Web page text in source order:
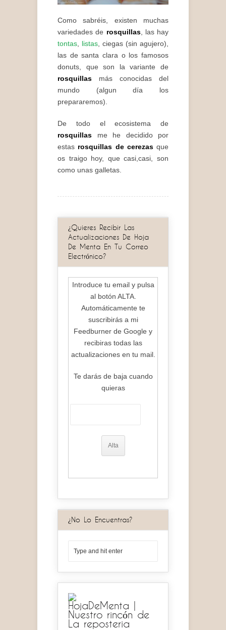
Como sabréis, existen muchas
variedades de rosquillas, las hay
tontas
listas , ciegas (sin agujero),
las de santa clara o los famosos
donuts, que son la variante de
rosquillas más conocidas del
mundo (algun día los
prepararemos).
De todo el ecosistema de
rosquillas me he decidido por
estas rosquillas de cerezasque
os traigo hoy, que casi,casi, son
como unas galletas.
¿Quieres Recibir Las
Actualizaciones De Hoja
De Menta En Tu Correo
Electrónico?
Introduce tu email y pulsa
al botón ALTA.
Automáticamente te
suscribirás a mi
Feedburner de Google y
recibiras todas las
actualizaciones en tu mail.
Te darás de baja cuando
quieras
¿No Lo Encuentras?
HojaDeMenta |
Nuestro rincón de
La reposteria